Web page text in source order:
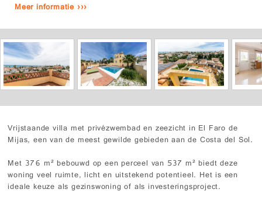
Meer informatie ›››
Vrijstaande villa met privézwembad en zeezicht in El Faro de
Mijas, een van de meest gewilde gebieden aan de Costa del Sol.
Met 376 m² bebouwd op een perceel van 537 m² biedt deze
woning veel ruimte, licht en uitstekend potentieel. Het is een
ideale keuze als gezinswoning of als investeringsproject.